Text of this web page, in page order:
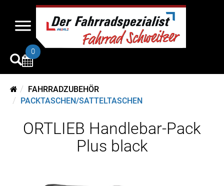
0
FAHRRADZUBEHÖR
PACKTASCHEN/SATTELTASCHEN
ORTLIEB Handlebar-Pack
Plus black